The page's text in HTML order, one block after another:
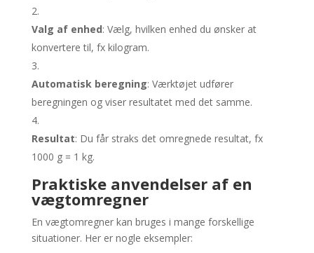
Valg af enhed: Vælg, hvilken enhed du ønsker at
konvertere til, fx kilogram.
Automatisk beregning: Værktøjet udfører
beregningen og viser resultatet med det samme.
Resultat: Du får straks det omregnede resultat, fx
1000 g = 1 kg.
Praktiske anvendelser af en
vægtomregner
En vægtomregner kan bruges i mange forskellige
situationer. Her er nogle eksempler: